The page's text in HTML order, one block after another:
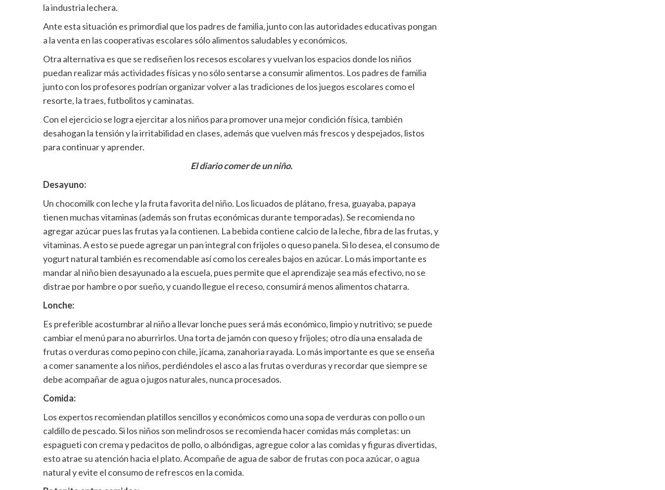
la industria lechera.
Ante esta situación es primordial que los padres de familia, junto con las autoridades educativas pongan
a la venta en las cooperativas escolares sólo alimentos saludables y económicos.
Otra alternativa es que se rediseñen los recesos escolares y vuelvan los espacios donde los niños
puedan realizar más actividades físicas y no sólo sentarse a consumir alimentos. Los padres de familia
junto con los profesores podrían organizar volver a las tradiciones de los juegos escolares como el
resorte, la traes, futbolitos y caminatas.
Con el ejercicio se logra ejercitar a los niños para promover una mejor condición física, también
desahogan la tensión y la irritabilidad en clases, además que vuelven más frescos y despejados, listos
para continuar y aprender.
El diario comer de un niño.
Desayuno:
Un chocomilk con leche y la fruta favorita del niño. Los licuados de plátano, fresa, guayaba, papaya
tienen muchas vitaminas (además son frutas económicas durante temporadas). Se recomienda no
agregar azúcar pues las frutas ya la contienen. La bebida contiene calcio de la leche, fibra de las frutas, y
vitaminas. A esto se puede agregar un pan integral con frijoles o queso panela. Si lo desea, el consumo de
yogurt natural también es recomendable así como los cereales bajos en azúcar. Lo más importante es
mandar al niño bien desayunado a la escuela, pues permite que el aprendizaje sea más efectivo, no se
distrae por hambre o por sueño, y cuando llegue el receso, consumirá menos alimentos chatarra.
Lonche:
Es preferible acostumbrar al niño a llevar lonche pues será más económico, limpio y nutritivo; se puede
cambiar el menú para no aburrirlos. Una torta de jamón con queso y frijoles; otro día una ensalada de
frutas o verduras como pepino con chile, jícama, zanahoria rayada. Lo más importante es que se enseña
a comer sanamente a los niños, perdiéndoles el asco a las frutas o verduras y recordar que siempre se
debe acompañar de agua o jugos naturales, nunca procesados.
Comida:
Los expertos recomiendan platillos sencillos y económicos como una sopa de verduras con pollo o un
caldillo de pescado. Si los niños son melindrosos se recomienda hacer comidas más completas: un
espagueti con crema y pedacitos de pollo, o albóndigas, agregue color a las comidas y figuras divertidas,
esto atrae su atención hacia el plato. Acompañe de agua de sabor de frutas con poca azúcar, o agua
natural y evite el consumo de refrescos en la comida.